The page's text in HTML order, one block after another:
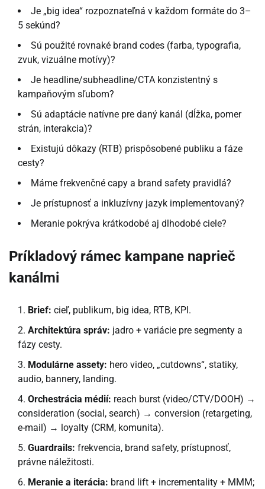
Je „big idea“ rozpoznateľná v každom formáte do 3–
5 sekúnd?
Sú použité rovnaké brand codes (farba, typografia,
zvuk, vizuálne motívy)?
Je headline/subheadline/CTA konzistentný s
kampaňovým sľubom?
Sú adaptácie natívne pre daný kanál (dĺžka, pomer
strán, interakcia)?
Existujú dôkazy (RTB) prispôsobené publiku a fáze
cesty?
Máme frekvenčné capy a brand safety pravidlá?
Je prístupnosť a inkluzívny jazyk implementovaný?
Meranie pokrýva krátkodobé aj dlhodobé ciele?
Príkladový rámec kampane naprieč
kanálmi
Brief: cieľ, publikum, big idea, RTB, KPI.
Architektúra správ: jadro + variácie pre segmenty a
fázy cesty.
Modulárne assety: hero video, „cutdowns“, statiky,
audio, bannery, landing.
Orchestrácia médií: reach burst (video/CTV/DOOH) →
consideration (social, search) → conversion (retargeting,
e-mail) → loyalty (CRM, komunita).
Guardrails: frekvencia, brand safety, prístupnosť,
právne náležitosti.
Meranie a iterácia: brand lift + incrementality + MMM;